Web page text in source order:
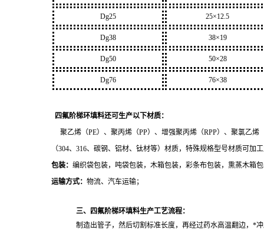
Dg25 25×12.5
Dg38 38×19
Dg50 50×28
Dg76 76×38
四氟阶梯环填料还可生产以下材质：
聚乙烯（PE）、聚丙烯（PP）、增强聚丙烯（RPP）、聚氯乙烯
（304、316、碳钢、铝材、钛材等）材质，特殊规格型号材质可加
包装： 编织袋包装，吨袋包装，木箱包装，彩条布包装， 熏蒸木箱
运输方式： 物流、汽车运输；
三、四氟阶梯环填料生产工艺流程：
制造出管子，然后切割标准长度，再经过药水高温翻边，